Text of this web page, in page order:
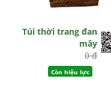
Túi thời trang đan
mây
0 đ
Còn hiệu lực